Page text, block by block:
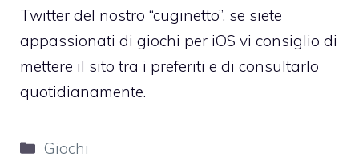
Twitter del nostro “cuginetto”, se siete
appassionati di giochi per iOS vi consiglio di
mettere il sito tra i preferiti e di consultarlo
quotidianamente.
Categorie
Giochi